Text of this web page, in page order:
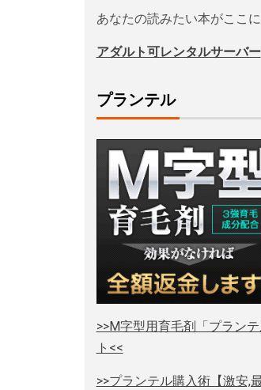
あなたの読みたい本がここに
アダルト可レンタルサーバー
プランテル
>>M字型用育毛剤「プラン
ト<<
>>プランテル購入術【激安,